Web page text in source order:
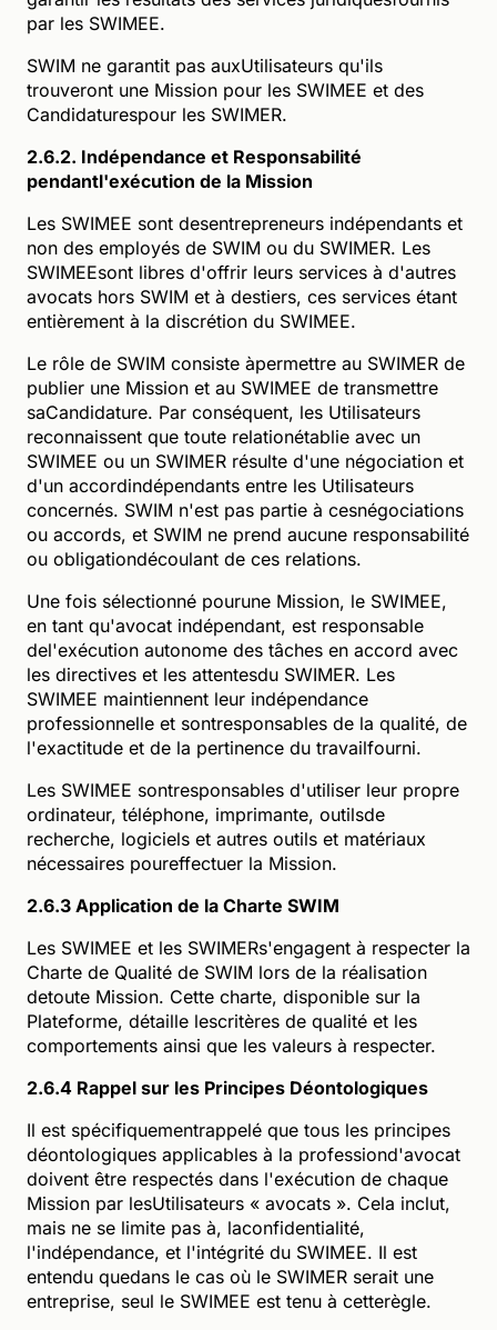
par les SWIMEE.
SWIM ne garantit pas auxUtilisateurs qu'ils
trouveront une Mission pour les SWIMEE et des
Candidaturespour les SWIMER.
2.6.2. Indépendance et Responsabilité
pendantl'exécution de la Mission
Les SWIMEE sont desentrepreneurs indépendants et
non des employés de SWIM ou du SWIMER. Les
SWIMEEsont libres d'offrir leurs services à d'autres
avocats hors SWIM et à destiers, ces services étant
entièrement à la discrétion du SWIMEE.
Le rôle de SWIM consiste àpermettre au SWIMER de
publier une Mission et au SWIMEE de transmettre
saCandidature. Par conséquent, les Utilisateurs
reconnaissent que toute relationétablie avec un
SWIMEE ou un SWIMER résulte d'une négociation et
d'un accordindépendants entre les Utilisateurs
concernés. SWIM n'est pas partie à cesnégociations
ou accords, et SWIM ne prend aucune responsabilité
ou obligationdécoulant de ces relations.
Une fois sélectionné pourune Mission, le SWIMEE,
en tant qu'avocat indépendant, est responsable
del'exécution autonome des tâches en accord avec
les directives et les attentesdu SWIMER. Les
SWIMEE maintiennent leur indépendance
professionnelle et sontresponsables de la qualité, de
l'exactitude et de la pertinence du travailfourni.
Les SWIMEE sontresponsables d'utiliser leur propre
ordinateur, téléphone, imprimante, outilsde
recherche, logiciels et autres outils et matériaux
nécessaires poureffectuer la Mission.
2.6.3 Application de la Charte SWIM
Les SWIMEE et les SWIMERs'engagent à respecter la
Charte de Qualité de SWIM lors de la réalisation
detoute Mission. Cette charte, disponible sur la
Plateforme, détaille lescritères de qualité et les
comportements ainsi que les valeurs à respecter.
2.6.4 Rappel sur les Principes Déontologiques
Il est spécifiquementrappelé que tous les principes
déontologiques applicables à la professiond'avocat
doivent être respectés dans l'exécution de chaque
Mission par lesUtilisateurs « avocats ». Cela inclut,
mais ne se limite pas à, laconfidentialité,
l'indépendance, et l'intégrité du SWIMEE. Il est
entendu quedans le cas où le SWIMER serait une
entreprise, seul le SWIMEE est tenu à cetterègle.